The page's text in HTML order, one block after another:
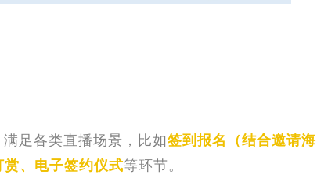
足各类直播场景 ，比如签到报名（结合邀请海
、电子签约仪式等环节。